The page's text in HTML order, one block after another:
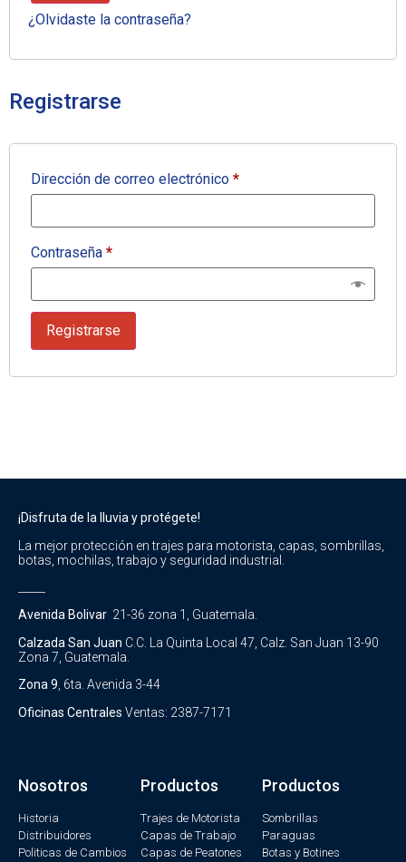
¿Olvidaste la contraseña?
Registrarse
Dirección de correo electrónico *
Contraseña *
Registrarse
¡Disfruta de la lluvia y protégete!
La mejor protección en trajes para motorista, capas, sombrillas,
botas, mochilas, trabajo y seguridad industrial.
Avenida Bolivar 21-36 zona 1, Guatemala.
Calzada San Juan C.C. La Quinta Local 47, Calz. San Juan 13-90
Zona 7, Guatemala.
Zona 9, 6ta. Avenida 3-44
Oficinas Centrales Ventas: 2387-7171
Nosotros
Historia
Distribuidores
Politicas de Cambios
Productos
Trajes de Motorista
Capas de Trabajo
Capas de Peatones
Productos
Sombrillas
Paraguas
Botas y Botines